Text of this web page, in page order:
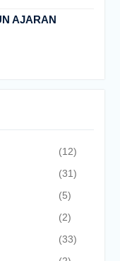
AJARAN
(12)
(31)
(5)
(2)
(33)